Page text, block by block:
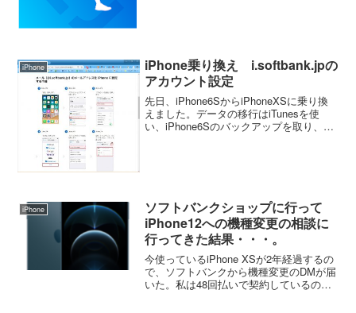
iPhone
iPhone乗り換え i.softbank.jpの
アカウント設定
先日、iPhone6SからiPhoneXSに乗り換
えました。データの移行はiTunesを使
い、iPhone6Sのバックアップを取り、
iPhone
ソフトバンクショップに行って
iPhone12への機種変更の相談に
行ってきた結果・・・。
今使っているiPhone XSが2年経過するの
で、ソフトバンクから機種変更のDMが届
いた。私は48回払いで契約しているの